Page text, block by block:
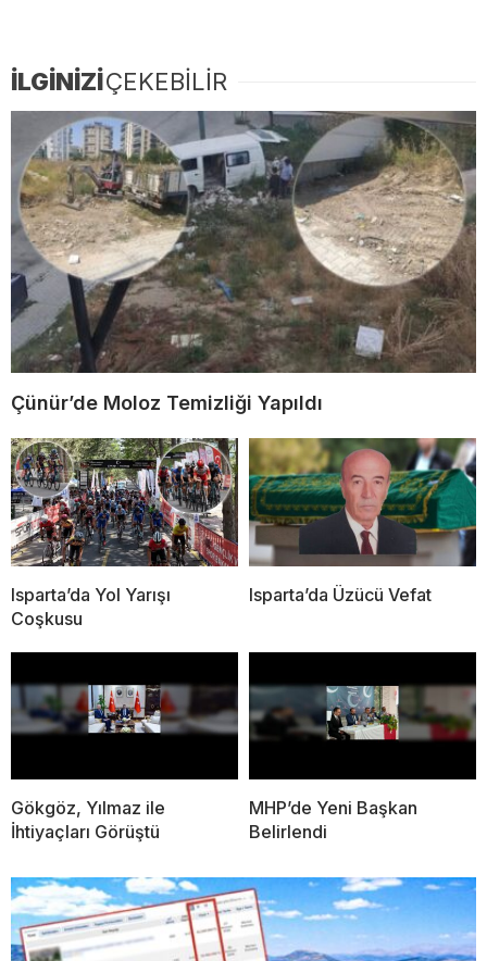
İLGİNİZİÇEKEBİLİR
Çünür’de Moloz Temizliği Yapıldı
Isparta’da Yol Yarışı
Coşkusu
Isparta’da Üzücü Vefat
Gökgöz, Yılmaz ile
İhtiyaçları Görüştü
MHP’de Yeni Başkan
Belirlendi